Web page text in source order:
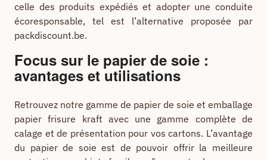
celle des produits expédiés et adopter une conduite
écoresponsable, tel est l’alternative proposée par
packdiscount.be.
Focus sur le papier de soie :
avantages et utilisations
Retrouvez notre gamme de papier de soie et emballage
papier frisure kraft avec une gamme complète de
calage et de présentation pour vos cartons. L’avantage
du papier de soie est de pouvoir offrir la meilleure